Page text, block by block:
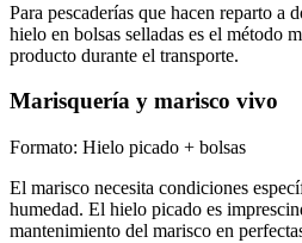
Para pescaderías que hacen reparto a
hielo en bolsas selladas es el método
producto durante el transporte.
Marisquería y marisco vivo
Formato: Hielo picado + bolsas
El marisco necesita condiciones
humedad. El hielo picado es
mantenimiento del marisco en